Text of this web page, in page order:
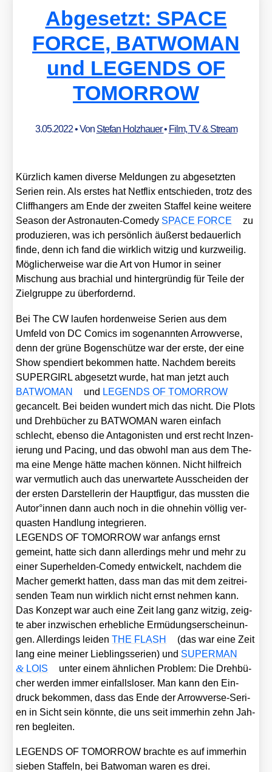
Abgesetzt: SPACE
FORCE, BATWOMAN
und LEGENDS OF
TOMORROW
3.05.2022• Von Stefan Holzhauer• Film, TV & Stream
Kürz­lich kamen diver­se Mel­dun­gen zu abge­setz­ten
Seri­en rein. Als ers­tes hat Net­flix ent­schie­den, trotz des
Cliff­han­gers am Ende der zwei­ten Staf­fel kei­ne wei­te­re
Sea­son der Astro­nau­ten-Come­dy SPACE FORCE
zu
pro­du­zie­ren, was ich per­sön­lich äußerst bedau­er­lich
fin­de, denn ich fand die wirk­lich wit­zig und kurz­wei­lig.
Mög­li­cher­wei­se war die Art von Humor in sei­ner
Mischung aus bra­chi­al und hin­ter­grün­dig für Tei­le der
Ziel­grup­pe zu über­for­dernd.
Bei The CW lau­fen hor­den­wei­se Seri­en aus dem
Umfeld von DC Comics im soge­nann­ten Arro­w­ver­se,
denn der grü­ne Bogen­schüt­ze war der ers­te, der eine
Show spen­diert bekom­men hat­te. Nach­dem bereits
SUPERGIRL abge­setzt wur­de, hat man jetzt auch
BATWOMAN
und LEGENDS OF TOMORROW
gecan­celt. Bei bei­den wun­dert mich das nicht. Die Plots
und Dreh­bü­cher zu BATWOMAN waren ein­fach
schlecht, eben­so die Ant­ago­nis­ten und erst recht Inze­n­
ie­rung und Pacing, und das obwohl man aus dem The­
ma eine Men­ge hät­te machen kön­nen. Nicht hilf­reich
war ver­mut­lich auch das uner­war­te­te Aus­schei­den der
der ers­ten Dar­stel­le­rin der Haupt­fi­gur, das muss­ten die
Autor°innen dann auch noch in die ohne­hin völ­lig ver­
quas­ten Hand­lung inte­grie­ren.
LEGENDS OF TOMORROW war anfangs ernst
gemeint, hat­te sich dann aller­dings mehr und mehr zu
einer Super­hel­den-Come­dy ent­wi­ckelt, nach­dem die
Macher gemerkt hat­ten, dass man das mit dem zeit­rei­
sen­den Team nun wirk­lich nicht ernst neh­men kann.
Das Kon­zept war auch eine Zeit lang ganz wit­zig, zeig­
te aber inzwi­schen erheb­li­che Ermü­dungs­er­schei­nun­
gen. Aller­dings lei­denTHE FLASH
(das war eine Zeit
lang eine mei­ner Lieb­lings­se­ri­en) und SUPERMAN
& LOIS
unter einem ähn­li­chen Pro­blem: Die Dreh­bü­
cher wer­den immer ein­falls­lo­ser. Man kann den Ein­
druck bekom­men, dass das Ende der Arro­w­ver­se-Seri­
en in Sicht sein könn­te, die uns seit immer­hin zehn Jah­
ren beglei­ten.
LEGENDS OF TOMORROW brach­te es auf immer­hin
sie­ben Staf­feln, bei Bat­wo­man waren es drei.